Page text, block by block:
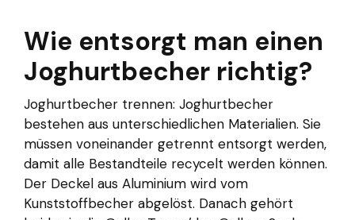
Wie entsorgt man einen
Joghurtbecher richtig?
Joghurtbecher trennen: Joghurtbecher
bestehen aus unterschiedlichen Materialien. Sie
müssen voneinander getrennt entsorgt werden,
damit alle Bestandteile recycelt werden können.
Der Deckel aus Aluminium wird vom
Kunststoffbecher abgelöst. Danach gehört